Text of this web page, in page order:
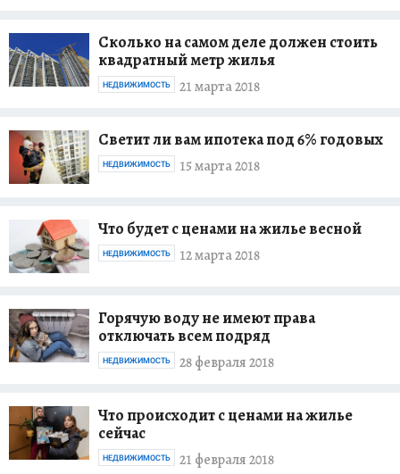
Сколько на самом деле должен стоить
квадратный метр жилья
21 марта 2018
НЕДВИЖИМОСТЬ
Светит ли вам ипотека под 6% годовых
15 марта 2018
НЕДВИЖИМОСТЬ
Что будет с ценами на жилье весной
12 марта 2018
НЕДВИЖИМОСТЬ
Горячую воду не имеют права
отключать всем подряд
28 февраля 2018
НЕДВИЖИМОСТЬ
Что происходит с ценами на жилье
сейчас
21 февраля 2018
НЕДВИЖИМОСТЬ